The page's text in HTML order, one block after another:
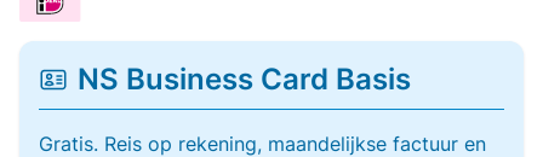
NS Business Card Basis
Gratis. Reis op rekening, maandelijkse factuur en